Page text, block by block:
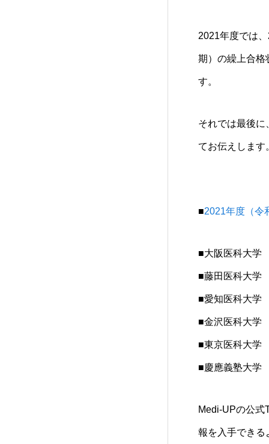
2021年度では
期）の繰上合格
す。
それでは最後に
てお伝えします
■2021年度（令
■大阪医科大学
■藤田 医科大学
■愛知医科大学
■金沢医科大学
■東京医科大学
■慶應義塾大学
Medi-UPの公式
報を入手できる